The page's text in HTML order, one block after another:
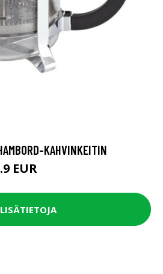
KAHVINKEITIN
EUR
LISÄTIETOJA